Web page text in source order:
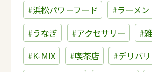
#浜松パワーフード
#ラーメン
#うなぎ
#アクセサリー
#
#K-MIX
#喫茶店
#デリバ